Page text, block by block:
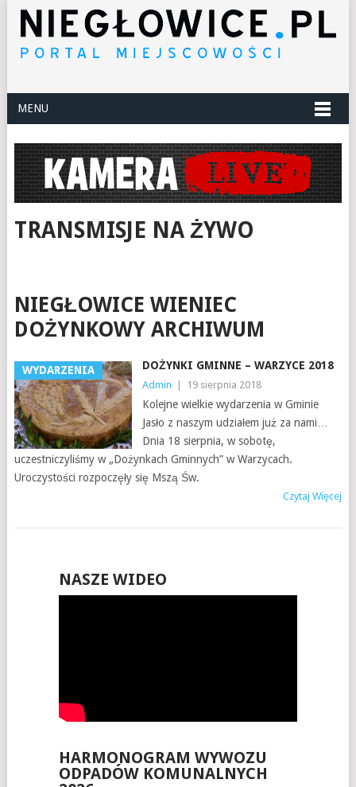
MENU
TRANSMISJE NA ŻYWO
NIEGŁOWICE WIENIEC
DOŻYNKOWY ARCHIWUM
WYDARZENIA DOŻYNKI GMINNE – WARZYCE 2018
Admin 19 sierpnia 2018
Kolejne wielkie wydarzenia w Gminie
Jasło z naszym udziałem już za nami…
Dnia 18 sierpnia, w sobotę,
uczestniczyliśmy w „Dożynkach Gminnych” w Warzycach.
Uroczystości rozpoczęły się Mszą Św.
Czytaj Więcej
NASZE WIDEO
HARMONOGRAM WYWOZU
ODPADÓW KOMUNALNYCH